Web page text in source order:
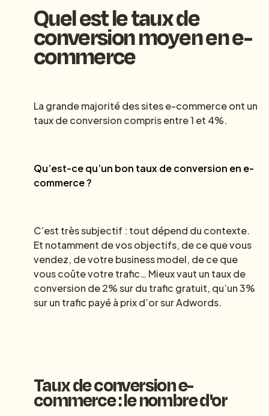
Quel est le taux de
conversion moyen en e-
commerce
La grande majorité des sites e-commerce ont un
taux de conversion compris entre 1 et 4%.
Qu’est-ce qu’un bon taux de conversion en e-
commerce ?
C’est très subjectif : tout dépend du contexte.
Et notamment de vos objectifs, de ce que vous
vendez, de votre business model, de ce que
vous coûte votre trafic… Mieux vaut un taux de
conversion de 2% sur du trafic gratuit, qu’un 3%
sur un trafic payé à prix d’or sur Adwords.
Taux de conversion e-
commerce : le nombre d'or